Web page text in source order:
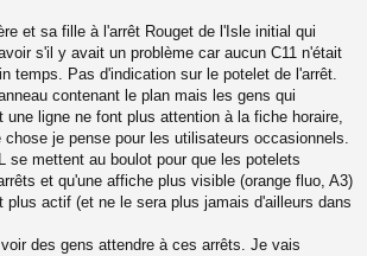
et sa fille à l'arrêt Rouget de l'Isle initial qui
s'il y avait un problème car aucun C11 n'était
temps. Pas d'indication sur le potelet de l'arrêt.
contenant le plan mais les gens qui
une ligne ne font plus attention à la fiche horaire,
chose je pense pour les utilisateurs occasionnels.
se mettent au boulot pour que les potelets
et qu'une affiche plus visible (orange fluo, A3)
plus actif (et ne le sera plus jamais d'ailleurs dans
des gens attendre à ces arrêts. Je vais